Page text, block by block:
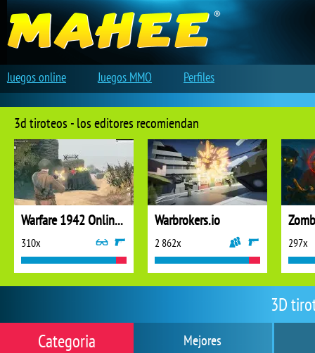
3D
Mejores
Categoria
3d tiroteos - los editores recomiendan
Warfare 1942 Online Shooter
310x
Warbrokers.io
2 862x 297x
Juegos online Juegos MMO Perfiles